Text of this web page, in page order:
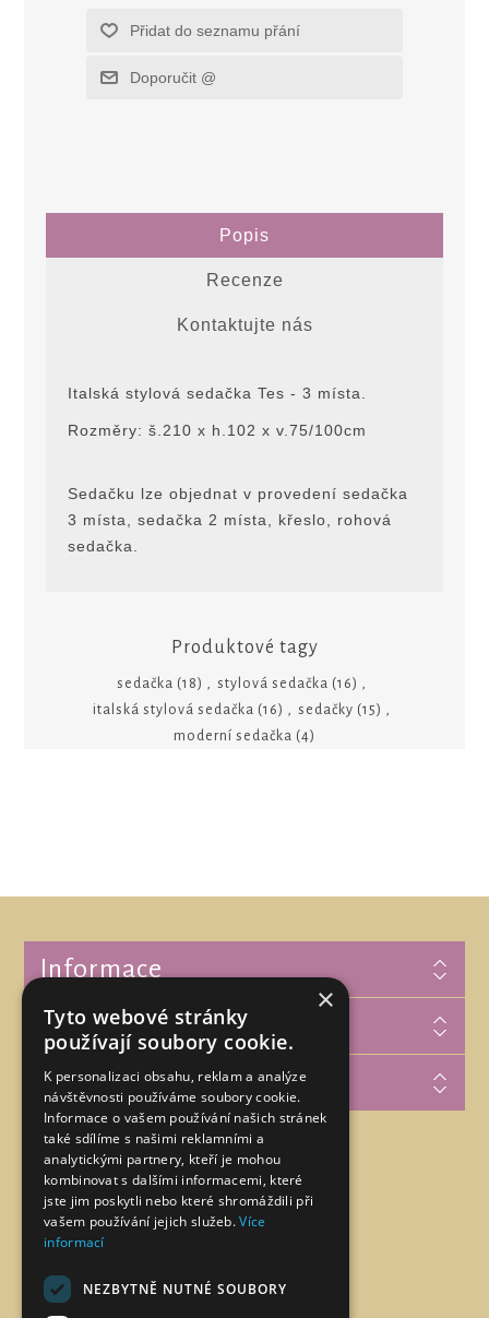
Popis
Recenze
Kontaktujte nás
Italská stylová sedačka Tes - 3 místa.
Rozměry: š.210 x h.102 x v.75/100cm
Sedačku lze objednat v provedení sedačka
3 místa, sedačka 2 místa, křeslo, rohová
sedačka.
Produktové tagy
sedačka (18) stylová sedačka (16)
italská stylová sedačka (16) sedačky (15)
moderní sedačka (4)
Informace
Zákaznická podpora
Můj účet
Najdete nás na
×
Tyto webové stránky
používají soubory cookie.
K personalizaci obsahu, reklam a analýze
návštěvnosti používáme soubory cookie.
Informace o vašem používání našich stránek
také sdílíme s našimi reklamními a
analytickými partnery, kteří je mohou
kombinovat s dalšími informacemi, které
jste jim poskytli nebo které shromáždili při
vašem používání jejich služeb.Více
informací
NEZBYTNĚ NUTNÉ SOUBORY